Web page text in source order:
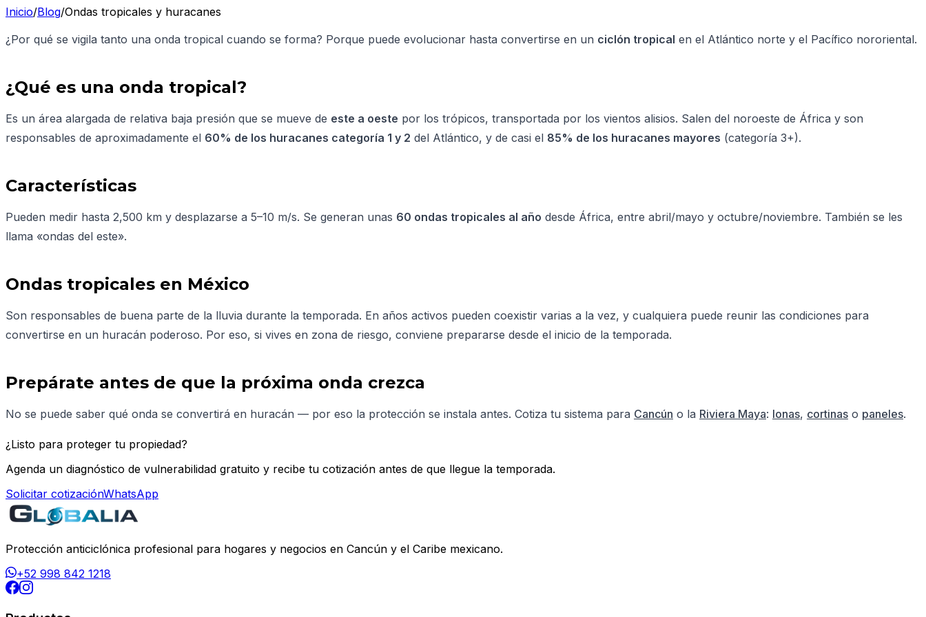
Inicio/Blog/Ondas tropicales y huracanes
¿Por qué se vigila tanto una onda tropical cuando se forma? Porque puede evolucionar hasta convertirse en un ciclón tropical en el Atlántico norte y el Pacífico nororiental.
¿Qué es una onda tropical?
Es un área alargada de relativa baja presión que se mueve de este a oeste por los trópicos, transportada por los vientos alisios. Salen del noroeste de África y son
responsables de aproximadamente el 60% de los huracanes categoría 1 y 2 del Atlántico, y de casi el 85% de los huracanes mayores (categoría 3+).
Características
Pueden medir hasta 2,500 km y desplazarse a 5–10 m/s. Se generan unas 60 ondas tropicales al año desde África, entre abril/mayo y octubre/noviembre. También se les
llama «ondas del este».
Ondas tropicales en México
Son responsables de buena parte de la lluvia durante la temporada. En años activos pueden coexistir varias a la vez, y cualquiera puede reunir las condiciones para
convertirse en un huracán poderoso. Por eso, si vives en zona de riesgo, conviene prepararse desde el inicio de la temporada.
Prepárate antes de que la próxima onda crezca
No se puede saber qué onda se convertirá en huracán — por eso la protección se instala antes. Cotiza tu sistema para Cancún o la Riviera Maya: lonas, cortinas o paneles.
¿Listo para proteger tu propiedad?
Agenda un diagnóstico de vulnerabilidad gratuito y recibe tu cotización antes de que llegue la temporada.
Solicitar cotizaciónWhatsApp
Protección anticiclónica profesional para hogares y negocios en Cancún y el Caribe mexicano.
+52 998 842 1218